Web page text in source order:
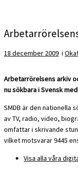
18 december 2009 i
Arbetarrörelsens arkiv
nu sökbara iSvensk
SMDB är den nationella
av TV, radio, video,
omfattar i skrivande
vilket motsvarar 9445
Visa alla våra